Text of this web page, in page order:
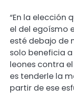
“En la elección
el del egoísmo
esté debajo de
solo beneficia
leones contra
es tenderle la
partir de ese